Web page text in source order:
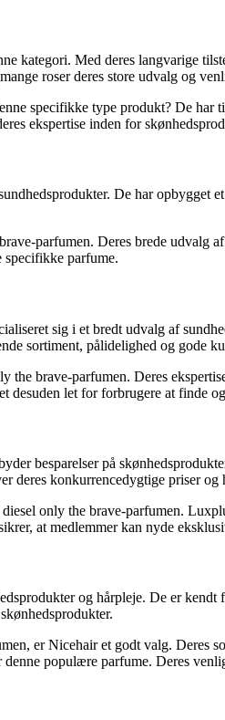
kategori. Med deres langvarige
roser deres store udvalg og
specifikke type produkt? De har
ekspertise inden for
De har
parfumen. Deres brede
specifikke parfume.
sig i et bredt udvalg af
sortiment, pålidelighed og gode
the brave-parfumen. Deres
desuden let for forbrugere at finde
besparelser på
deres konkurrencedygtige priser og
only the brave-parfumen.
at medlemmer kan nyde
og hårpleje. De er kendt
er Nicehair et godt valg. Deres
populære parfume. Deres